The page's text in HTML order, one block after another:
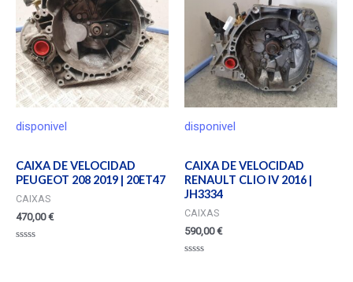
disponivel
CAIXA DE VELOCIDAD
PEUGEOT 208 2019 | 20ET47
CAIXAS
470,00€
disponivel
CAIXA DE VELOCIDAD
RENAULT CLIO IV 2016 |
JH3334
CAIXAS
590,00€